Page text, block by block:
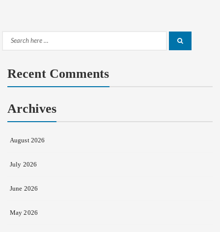
Search
Recent Comments
Archives
August 2026
July 2026
June 2026
May 2026